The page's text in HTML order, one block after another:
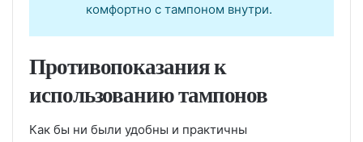
комфортно с тампоном внутри.
Противопоказания к
использованию тампонов
Как бы ни были удобны и практичны